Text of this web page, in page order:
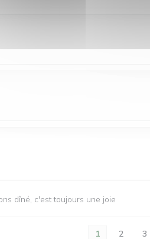
dîné, c'est toujours une joie
1 2 3